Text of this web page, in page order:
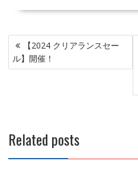
投
稿
ナ
シ
ョ
ン
【2024 クリアランスセー
ル】開催！
Related posts